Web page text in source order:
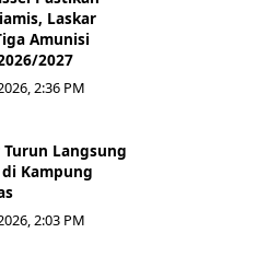
Laskar
Amunisi
2027
2:36 PM
Langsung
Kampung
2:03 PM